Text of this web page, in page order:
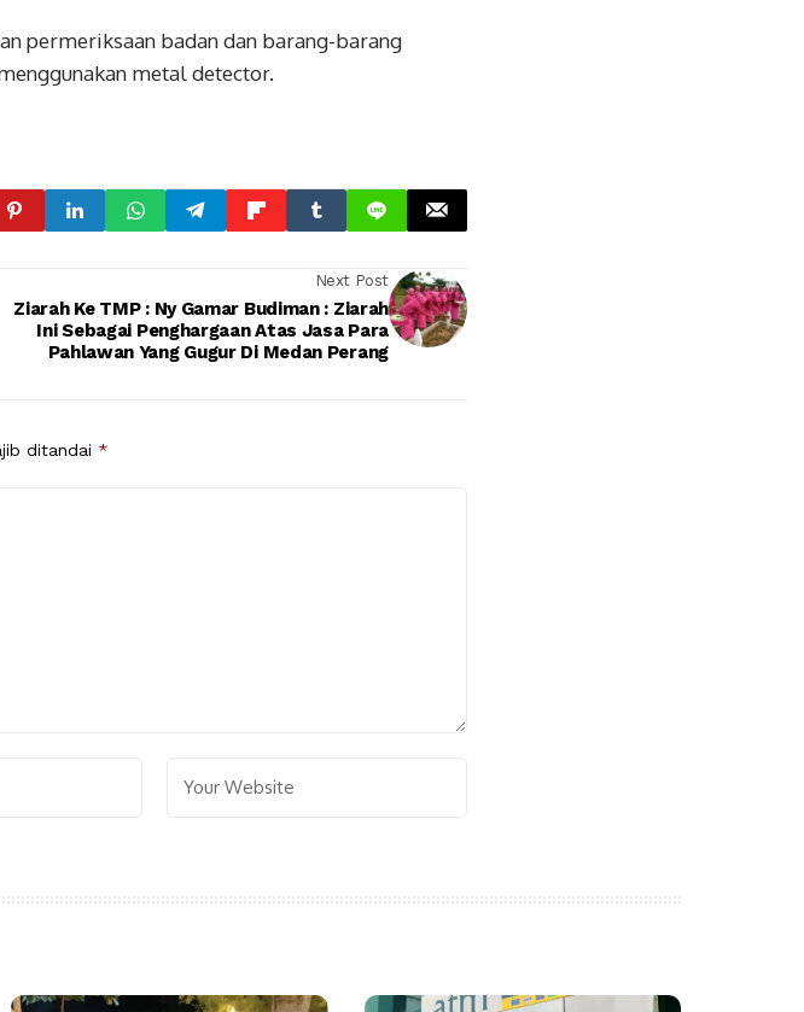
permeriksaan badan dan barang-barang
metal detector.
Next Post
Ziarah Ke TMP : Ny Gamar Budiman : Ziarah
Ini Sebagai Penghargaan Atas Jasa Para
Pahlawan Yang Gugur Di Medan Perang
ditandai *